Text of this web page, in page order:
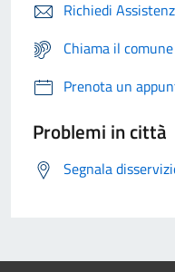
Richiedi
Chiama il
Prenota un
Problemi in città
Segnala